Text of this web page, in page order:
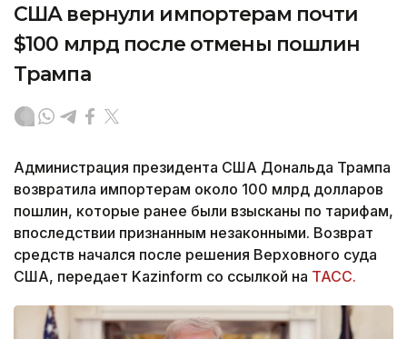
США вернули импортерам почти
$100 млрд после отмены пошлин
Трампа
Администрация президента США Дональда Трампа
возвратила импортерам около 100 млрд долларов
пошлин, которые ранее были взысканы по тарифам,
впоследствии признанным незаконными. Возврат
средств начался после решения Верховного суда
США, передает Kazinform со ссылкой на ТАСС.